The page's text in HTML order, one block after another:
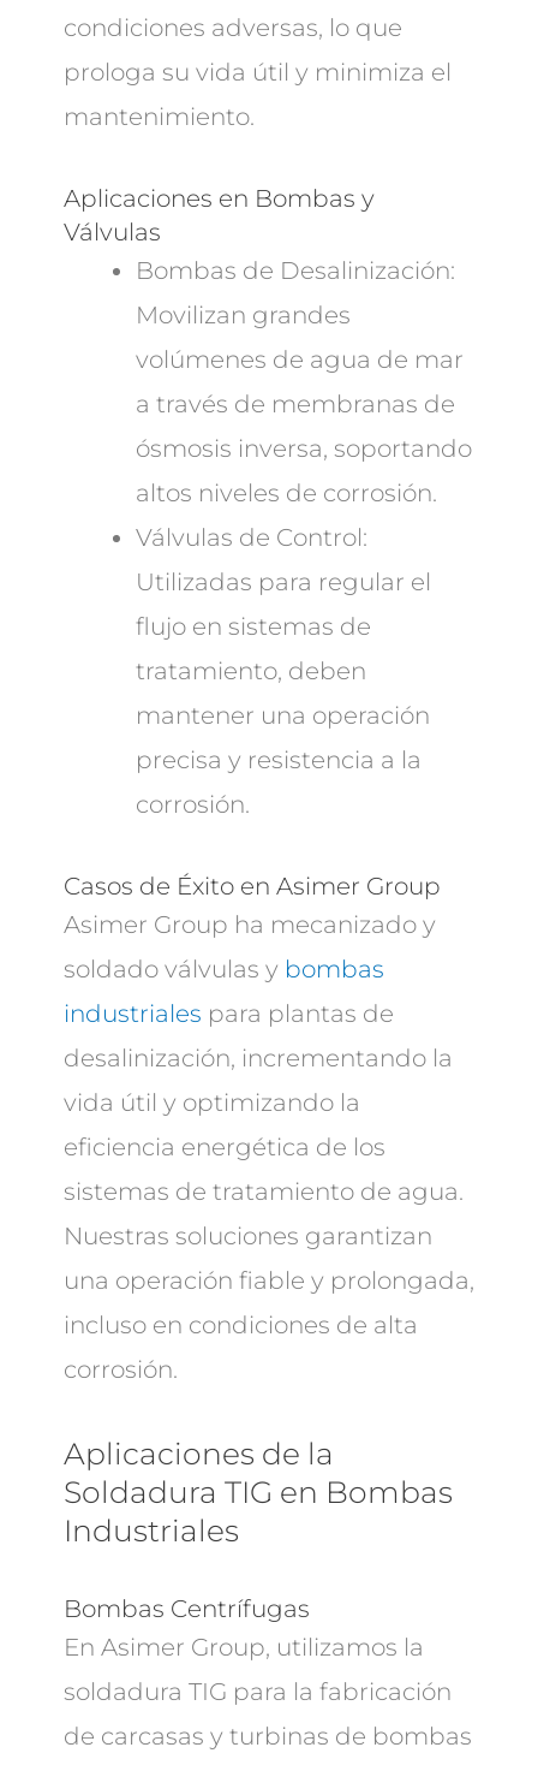
condiciones adversas, lo que
prologa su vida útil y minimiza el
mantenimiento.
Aplicaciones en Bombas y
Válvulas
Bombas de Desalinización:
Movilizan grandes
volúmenes de agua de mar
a través de membranas de
ósmosis inversa, soportando
altos niveles de corrosión.
Válvulas de Control:
Utilizadas para regular el
flujo en sistemas de
tratamiento, deben
mantener una operación
precisa y resistencia a la
corrosión.
Casos de Éxito en Asimer Group
Asimer Group ha mecanizado y
soldado válvulas y bombas
industriales para plantas de
desalinización, incrementando la
vida útil y optimizando la
eficiencia energética de los
sistemas de tratamiento de agua.
Nuestras soluciones garantizan
una operación fiable y prolongada,
incluso en condiciones de alta
corrosión.
Aplicaciones de la
Soldadura TIG en Bombas
Industriales
Bombas Centrífugas
En Asimer Group, utilizamos la
soldadura TIG para la fabricación
de carcasas y turbinas de bombas